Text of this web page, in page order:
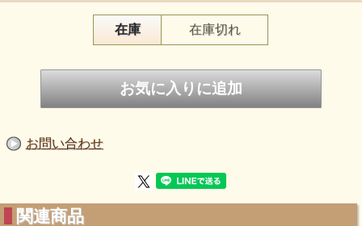
ユニークな形状のこのアメシストは見る人を
笑顔にしてくれそうで素敵です 少し悲しい事があっても
在庫 在庫切れ
お問い合わせ
関連商品